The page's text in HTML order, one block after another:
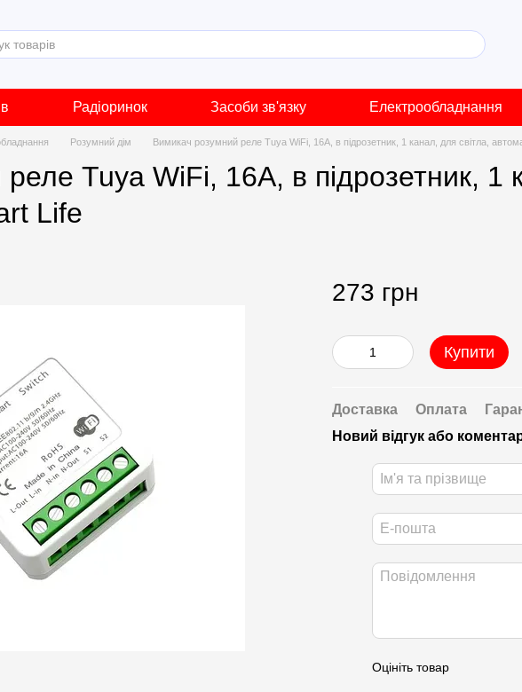
Радіоринок Засоби зв'язку Електрообладнання
Розумний дім Вимикач розумний реле Tuya WiFi, 16A, в підрозетник, 1 канал, для світла,
Tuya WiFi, 16A, в підрозетник, 1
Life
273 грн
Купити
Доставка Оплата
Новий відгук або
Оцініть товар